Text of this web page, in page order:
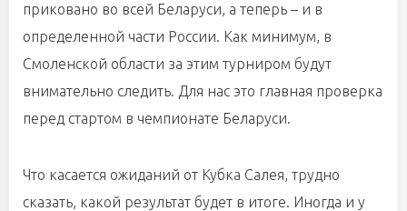
приковано во всей Беларуси, а теперь – и в
определенной части России. Как минимум, в
Смоленской области за этим турниром будут
внимательно следить. Для нас это главная проверка
перед стартом в чемпионате Беларуси.
Что касается ожиданий от Кубка Салея, трудно
сказать, какой результат будет в итоге. Иногда и у